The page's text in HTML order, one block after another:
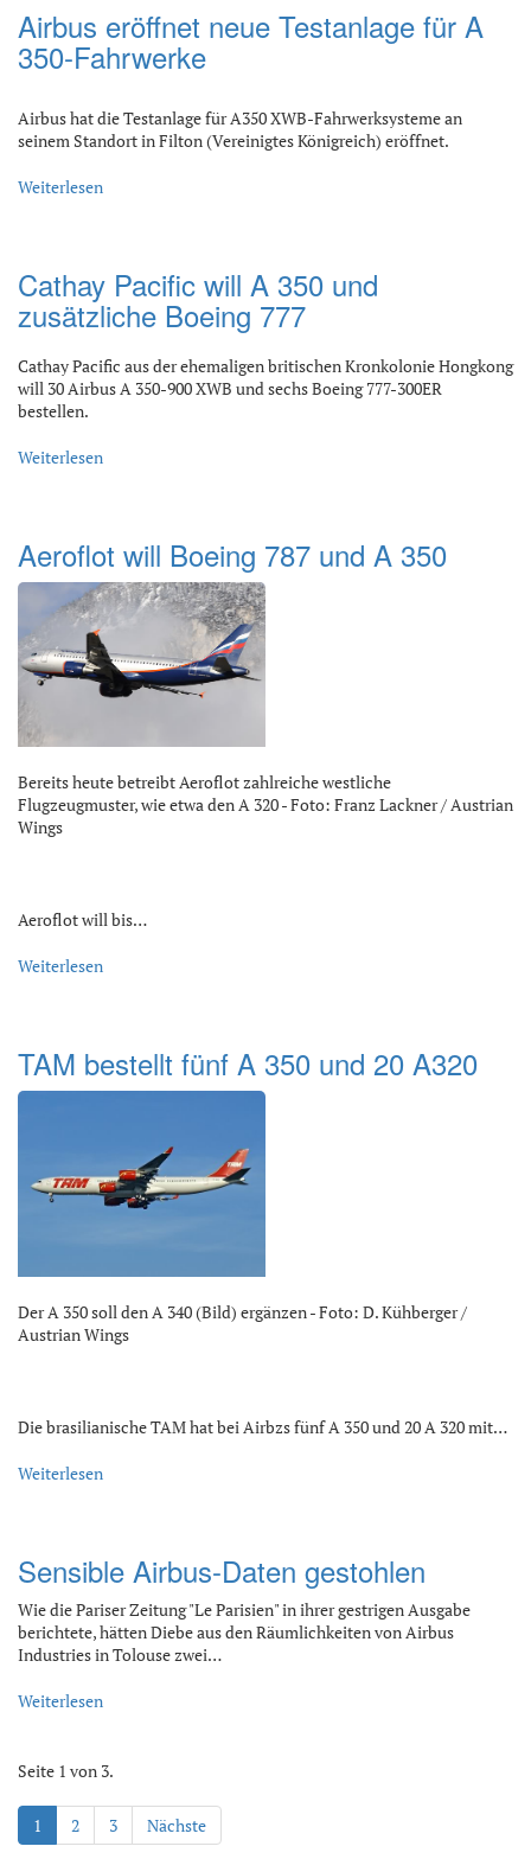
Airbus eröffnet neue Testanlage für A
350-Fahrwerke
Airbus hat die Testanlage für A350 XWB-Fahrwerksysteme an
seinem Standort in Filton (Vereinigtes Königreich) eröffnet.
Weiterlesen
Cathay Pacific will A 350 und
zusätzliche Boeing 777
Cathay Pacific aus der ehemaligen britischen Kronkolonie Hongkong
will 30 Airbus A 350-900 XWB und sechs Boeing 777-300ER
bestellen.
Weiterlesen
Aeroflot will Boeing 787 und A 350
Bereits heute betreibt Aeroflot zahlreiche westliche
Flugzeugmuster, wie etwa den A 320 - Foto: Franz Lackner / Austrian
Wings
Aeroflot will bis…
Weiterlesen
TAM bestellt fünf A 350 und 20 A320
Der A 350 soll den A 340 (Bild) ergänzen - Foto: D. Kühberger /
Austrian Wings
Die brasilianische TAM hat bei Airbzs fünf A 350 und 20 A 320 mit…
Weiterlesen
Sensible Airbus-Daten gestohlen
Wie die Pariser Zeitung "Le Parisien" in ihrer gestrigen Ausgabe
berichtete, hätten Diebe aus den Räumlichkeiten von Airbus
Industries in Tolouse zwei…
Weiterlesen
Seite 1 von 3.
1 2 3 Nächste